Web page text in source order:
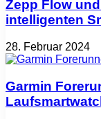
Zepp Flow
intelligenten
28. Februar 2024
Garmin